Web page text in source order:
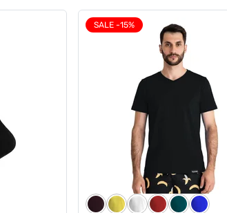
Чоловічі анатомічні
Intimate 2.0 Black Series
Micromodal, червоний
689 грн
586 грн
SALE -15%